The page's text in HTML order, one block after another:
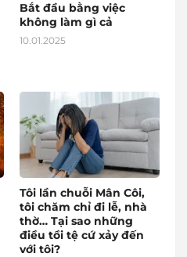
Bắt đầu bằng việc
không làm gì cả
10.01.2025
Tôi lần chuỗi Mân Côi,
tôi chăm chỉ đi lễ, nhà
thờ… Tại sao những
điều tồi tệ cứ xảy đến
với tôi?